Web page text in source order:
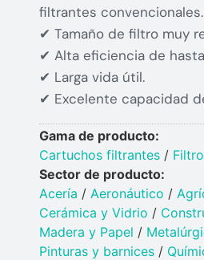
filtrantes convencionales.
✔ Tamaño de filtro muy
✔ Alta eficiencia de
✔ Larga vida útil.
✔ Excelente capacidad
Gama de producto:
Cartuchos filtrantes/
Sector de producto:
Acería / Aeronáutico /
Cerámica y Vidrio​ /
Madera y Papel /
Pinturas y barnices​/